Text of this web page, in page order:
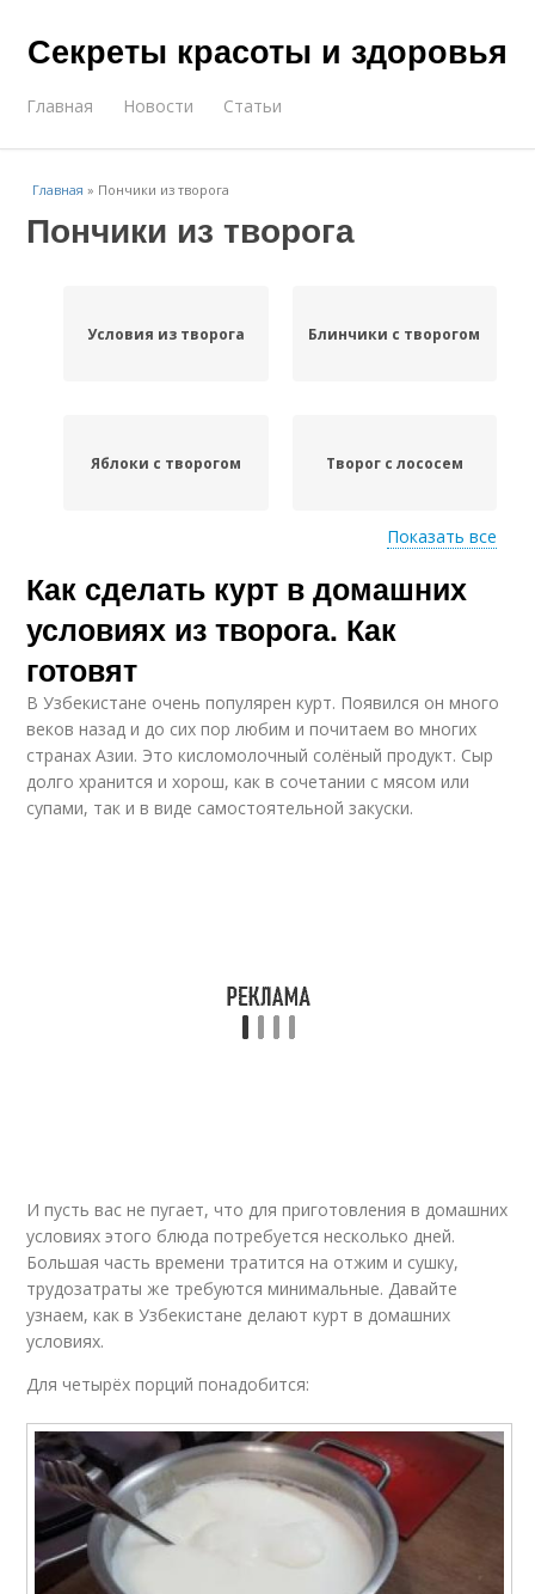
Секреты красоты и здоровья
Главная Новости Статьи
Главная » Пончики из творога
Пончики из творога
Условия из творога Блинчики с творогом
Яблоки с творогом Творог с лососем
Чернослив с творогом
Бутерброды с
творогом
Салат с творогом Плацинда с творогом
Показать все
Как сделать курт в домашних
условиях из творога. Как
готовят
В Узбекистане очень популярен курт. Появился он много
веков назад и до сих пор любим и почитаем во многих
странах Азии. Это кисломолочный солёный продукт. Сыр
долго хранится и хорош, как в сочетании с мясом или
супами, так и в виде самостоятельной закуски.
И пусть вас не пугает, что для приготовления в домашних
условиях этого блюда потребуется несколько дней.
Большая часть времени тратится на отжим и сушку,
трудозатраты же требуются минимальные. Давайте
узнаем, как в Узбекистане делают курт в домашних
условиях.
Для четырёх порций понадобится: